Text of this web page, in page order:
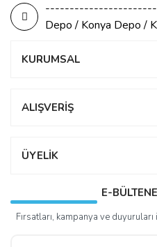
Depo / Konya Depo /
KURUMSAL
ALIŞVERİŞ
ÜYELİK
E-
Fırsatları, kampanya ve